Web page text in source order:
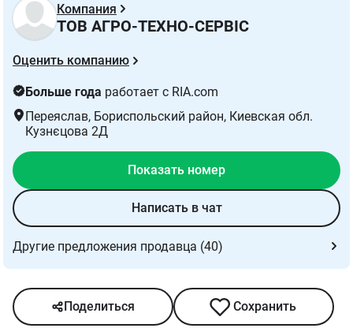
Компания
ТОВ АГРО-ТЕХНО-СЕРВІС
Оценить компанию
Больше года работает с RIA.com
Переяслав, Бориспольский район, Киевская обл.
Кузнєцова 2Д
Показать номер
Написать в чат
Другие предложения продавца (40)
Поделиться Сохранить